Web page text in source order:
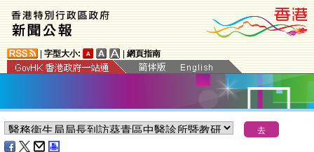
字型大小: 網頁指南